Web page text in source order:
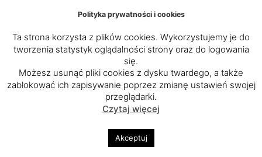
Intencje Mszalne 23 – 29 III
2026 r.
Poniedziałek 23 III –17.00 : +Rafał Habil – 7 rocznica
śmierci Wtorek 24 III – 17.00: +Stanisław Gacek –
Polityka prywatności i cookies
Ta strona korzysta z plików cookies. Wykorzystujemy je do
tworzenia statystyk oglądalności strony oraz do logowania
się.
Możesz usunąć pliki cookies z dysku twardego, a także
zablokować ich zapisywanie poprzez zmianę ustawień swojej
przeglądarki.
Czytaj więcej
Akceptuj